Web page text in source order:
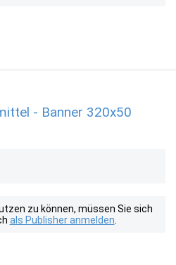
- Banner 320x50
zu können, müssen Sie sich
als Publisher anmelden